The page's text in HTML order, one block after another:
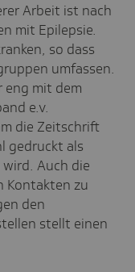
Arbeit ist nach
mit Epilepsie.
so dass
umfassen.
eng mit dem
e.v.
die Zeitschrift
gedruckt als
Auch die
Kontakten zu
den
stellt einen